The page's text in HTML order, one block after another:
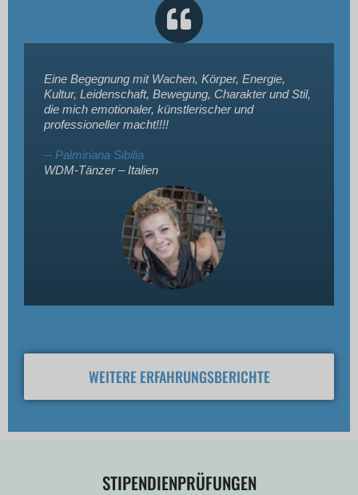
Eine Begegnung mit Wachen, Körper, Energie,
Kultur, Leidenschaft, Bewegung, Charakter und Stil,
die mich emotionaler, künstlerischer und
professioneller macht!!!!
-- Palmiriana Sibilia
WDM-Tänzer – Italien
WEITERE ERFAHRUNGSBERICHTE
STIPENDIENPRÜFUNGEN